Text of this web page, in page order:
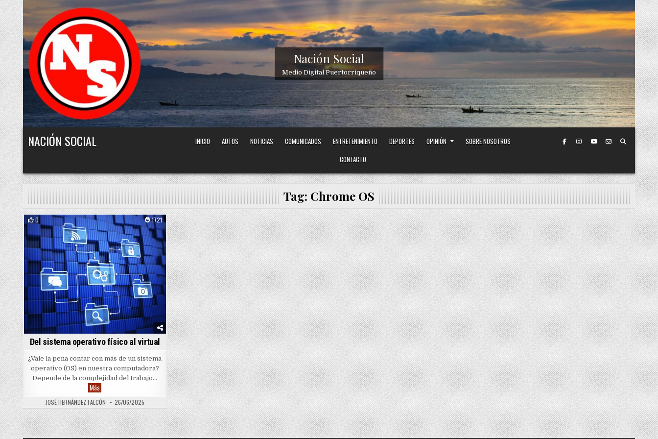
Skip to content
Nación Social
Medio Digital Puertorriqueño
NACIÓN SOCIAL INICIO AUTOS NOTICIAS COMUNICADOS ENTRETENIMIENTO DEPORTES OPINIÓN
SOBRE NOSOTROS
CONTACTO
Tag: Chrome OS
0 1721
Posted in
Del sistema operativo físico al virtual
¿Vale la pena contar con más de un sistema
operativo (OS) en nuestra computadora?
Depende de la complejidad del trabajo…
Más Del sistema operativo físico al virtual
JOSÉ HERNÁNDEZ FALCÓN 26/06/2025